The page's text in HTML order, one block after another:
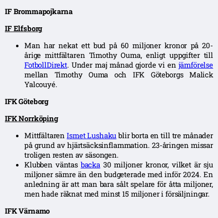
IF Brommapojkarna
IF Elfsborg
Man har nekat ett bud på 60 miljoner kronor på 20-
årige mittfältaren Timothy Ouma, enligt uppgifter till
FotbollDirekt. Under maj månad gjorde vi en jämförelse
mellan Timothy Ouma och IFK Göteborgs Malick
Yalcouyé.
IFK Göteborg
IFK Norrköping
MittfältarenIsmet Lushaku blir borta en till tre månader
på grund av hjärtsäcksinflammation. 23-åringen missar
troligen resten av säsongen.
Klubben väntas backa 30 miljoner kronor, vilket är sju
miljoner sämre än den budgeterade med inför 2024. En
anledning är att man bara sålt spelare för åtta miljoner,
men hade räknat med minst 15 miljoner i försäljningar.
IFK Värnamo